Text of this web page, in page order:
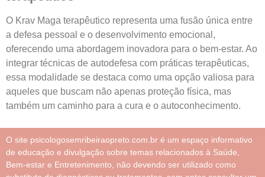
O Krav Maga terapêutico representa uma fusão única entre
a defesa pessoal e o desenvolvimento emocional,
oferecendo uma abordagem inovadora para o bem-estar. Ao
integrar técnicas de autodefesa com práticas terapêuticas,
essa modalidade se destaca como uma opção valiosa para
aqueles que buscam não apenas proteção física, mas
também um caminho para a cura e o autoconhecimento.
O site psicologosemribeiraopreto.com.br é um espaço informativo
de educação e divulgação sobre temas relacionados à Saúde,
Bem-estar e Entretenimento, não devendo ser utilizado como